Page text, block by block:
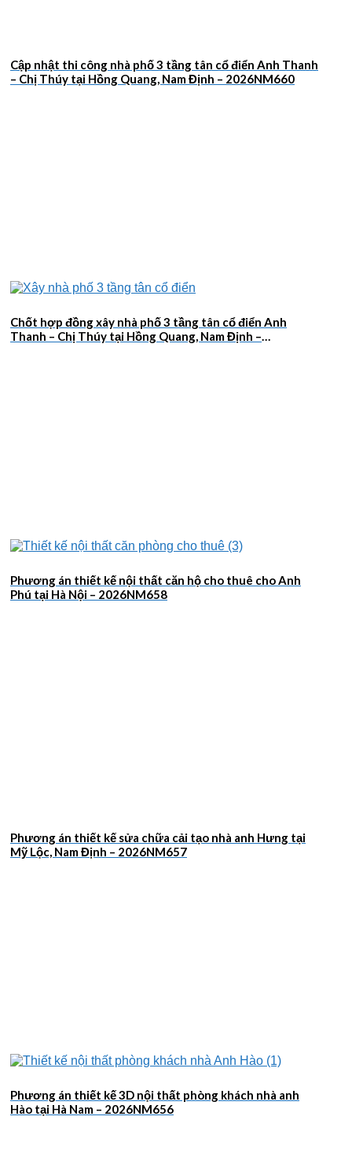
Cập nhật thi công nhà phố 3 tầng tân cổ điển Anh Thanh
– Chị Thúy tại Hồng Quang, Nam Định – 2026NM660
Chốt hợp đồng xây nhà phố 3 tầng tân cổ điển Anh
Thanh – Chị Thúy tại Hồng Quang, Nam Định –
Phương án thiết kế nội thất căn hộ cho thuê cho Anh
Phú tại Hà Nội – 2026NM658
Phương án thiết kế sửa chữa cải tạo nhà anh Hưng tại
Mỹ Lộc, Nam Định – 2026NM657
Phương án thiết kế 3D nội thất phòng khách nhà anh
Hào tại Hà Nam – 2026NM656